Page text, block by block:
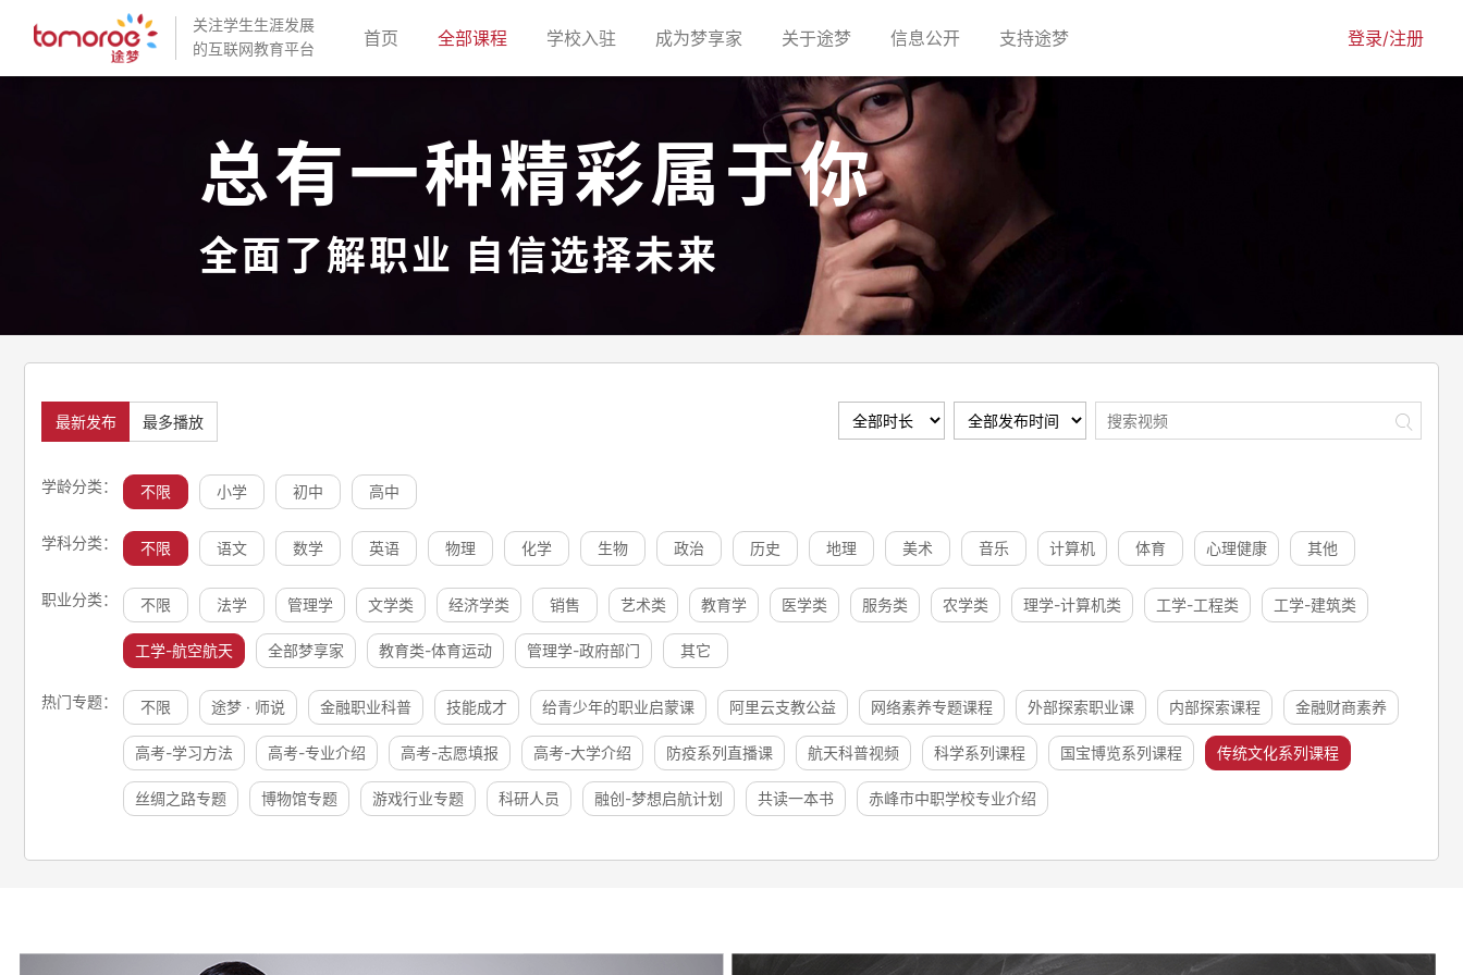
关注学生生涯发展
的互联网教育平台
首页(current)全部课程(current)学校入驻(current)成为梦享家(current)关于途梦(current)信息公开(current)支持途梦(current) 登录/注册
总有一种精彩属于你
全面了解职业 自信选择未来
最新发布 最多播放
学龄分类： 不限 小学 初中 高中
学科分类： 不限 语文 数学 英语 物理 化学 生物 政治 历史 地理 美术 音乐 计算机 体育 心理健康 其他
职业分类： 不限 法学 管理学 文学类 经济学类 销售 艺术类 教育学 医学类 服务类 农学类 理学-计算机类 工学-工程类 工学-建筑类
工学-航空航天 全部梦享家 教育类-体育运动 管理学-政府部门 其它
热门专题： 不限 途梦 · 师说 金融职业科普 技能成才 给青少年的职业启蒙课 阿里云支教公益 网络素养专题课程 外部探索职业课 内部探索课程 金融财商素养
高考-学习方法 高考-专业介绍 高考-志愿填报 高考-大学介绍 防疫系列直播课 航天科普视频 科学系列课程 国宝博览系列课程 传统文化系列课程
丝绸之路专题 博物馆专题 游戏行业专题 科研人员 融创-梦想启航计划 共读一本书 赤峰市中职学校专业介绍